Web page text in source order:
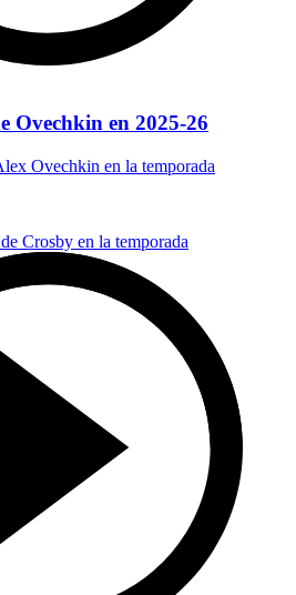
Ovechkin en 2025-26
Ovechkin en la temporada